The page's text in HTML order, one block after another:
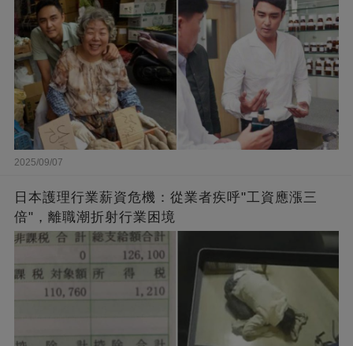
2025/09/07
日本護理行業薪資危機：從業者疾呼"工資應漲三
倍"，離職潮折射行業困境